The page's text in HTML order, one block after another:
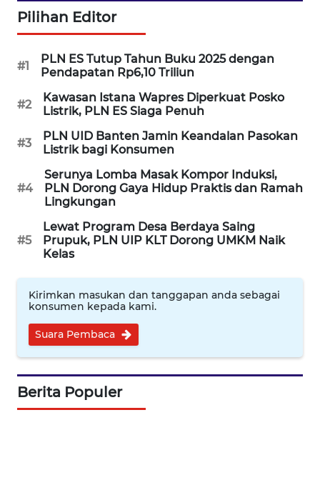
Pilihan Editor
#1
PLN ES Tutup Tahun Buku 2025 dengan
Pendapatan Rp6,10 Triliun
#2
Kawasan Istana Wapres Diperkuat Posko
Listrik, PLN ES Siaga Penuh
#3
PLN UID Banten Jamin Keandalan Pasokan
Listrik bagi Konsumen
#4
Serunya Lomba Masak Kompor Induksi,
PLN Dorong Gaya Hidup Praktis dan Ramah
Lingkungan
#5
Lewat Program Desa Berdaya Saing
Prupuk, PLN UIP KLT Dorong UMKM Naik
Kelas
Kirimkan masukan dan tanggapan anda sebagai
konsumen kepada kami.
Suara Pembaca
Berita Populer
WN
MAJALENGKA
WN
SUBANG
WN
SUKABUMI
WN
PURWAKARTA
WN
PRIANGAN
TIMUR
WN
SEMARANG
WN
SOLO
WN
BOROBUDUR